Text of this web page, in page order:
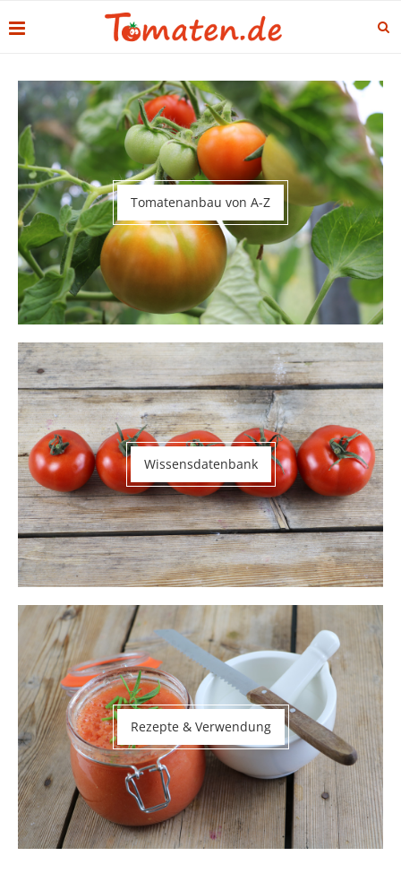
Tomatenanbau von A-Z
Wissensdatenbank
Rezepte & Verwendung